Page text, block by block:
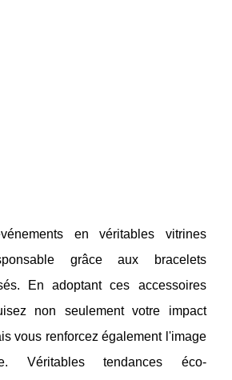
en véritables vitrines
grâce aux bracelets
En adoptant ces accessoires
non seulement votre impact
vous renforcez également l'image
Véritables tendances éco-